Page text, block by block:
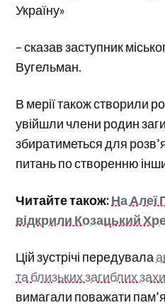
Україну»
– сказав заступник
Вугельман.
В мерії також створили
увійшли члени родин
збиратиметься для
питань по створенню
Читайте також:На Алеї
відкрили Козацький
Цій зустрічі передувала
та близьких загиблих
вимагали поважати